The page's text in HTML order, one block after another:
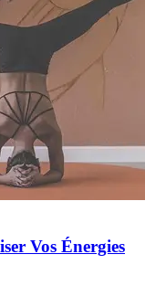
Vos Énergies